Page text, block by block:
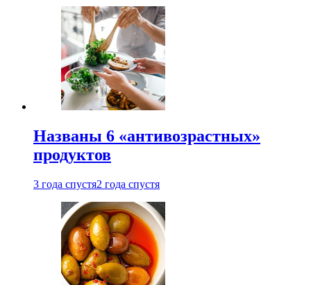
Названы 6 «антивозрастных»
продуктов
3 года спустя2 года спустя